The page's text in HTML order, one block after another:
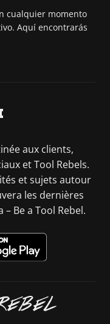
cualquier momento
Aquí encontrarás
aux clients,
et Tool Rebels.
et sujets autour
les dernières
Be a Tool Rebel.